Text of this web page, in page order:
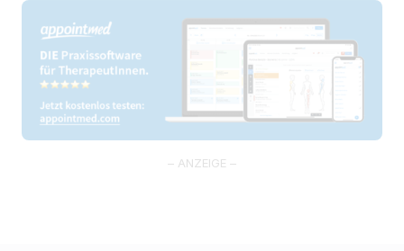
– ANZEIGE –